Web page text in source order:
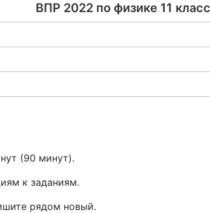
ВПР 2022 по физике 11 класс
(90 минут).
к заданиям.
рядом новый.